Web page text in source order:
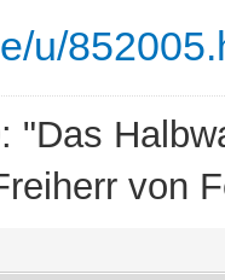
u/
"Das
von